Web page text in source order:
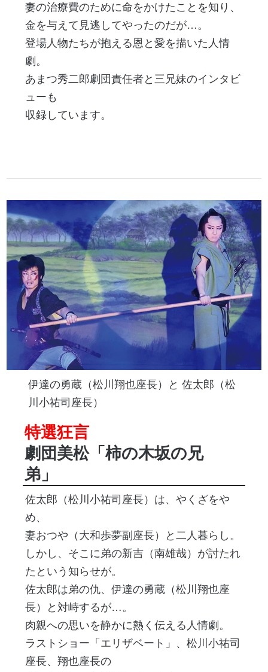
妻の治療費のために命をかけたことを知り、
金を与えて見逃してやったのだが…。
登場人物たちが抱える恩と愛を描いた人情
劇。
あまつ秀二郎劇団責任者と三兄妹のインタビ
ューも
収録しています。
伊達の勇蔵（松川翔也座長）と 佐太郎（松
川小祐司座長）
特選狂言
劇団美松「柿の木坂の兄
弟」
佐太郎（松川小祐司座長）は、やくざをや
め、
妻おつや（大和歩夢副座長）と二人暮らし。
しかし、そこに弟の新吉（南雄哉）が討たれ
たという知らせが。
佐太郎は弟の仇、伊達の勇蔵（松川翔也座
長）と対峙するが…。
肉親への思いを静かに熱く伝える人情劇。
ラストショー「エリザベート」、松川小祐司
座長、翔也座長の